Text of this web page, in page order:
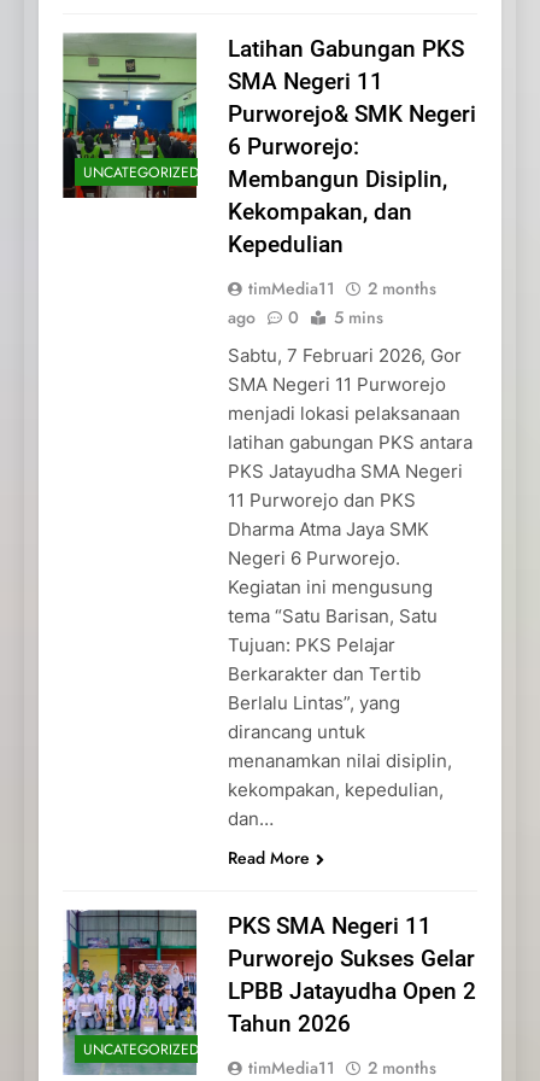
UNCATEGORIZED
Latihan Gabungan PKS
SMA Negeri 11
Purworejo& SMK Negeri
6 Purworejo:
Membangun Disiplin,
Kekompakan, dan
Kepedulian
timMedia11
2 months
ago
0 5 mins
Sabtu, 7 Februari 2026, Gor
SMA Negeri 11 Purworejo
menjadi lokasi pelaksanaan
latihan gabungan PKS antara
PKS Jatayudha SMA Negeri
11 Purworejo dan PKS
Dharma Atma Jaya SMK
Negeri 6 Purworejo.
Kegiatan ini mengusung
tema “Satu Barisan, Satu
Tujuan: PKS Pelajar
Berkarakter dan Tertib
Berlalu Lintas”, yang
dirancang untuk
menanamkan nilai disiplin,
kekompakan, kepedulian,
dan…
Read More
UNCATEGORIZED
PKS SMA Negeri 11
Purworejo Sukses Gelar
LPBB Jatayudha Open 2
Tahun 2026
timMedia11
2 months